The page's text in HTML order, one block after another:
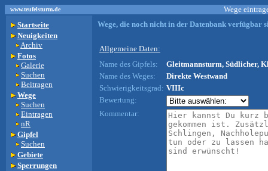
www.teufelsturm.de
Wege
Startseite
Neuigkeiten
Archiv
Fotos
Galerie
Suchen
Beitragen
Wege
Suchen
Eintragen
nR
Gipfel
Suchen
Gebiete
Sperrungen
Wege, die noch nicht in der Datenbank verfügbar
Allgemeine Daten:
Name des Gipfels:
Gleitmannsturm, Südlicher,
Name des Weges:
Direkte Westwand
Schwierigkeitsgrad: VIIIc
Bewertung:
Kommentar: